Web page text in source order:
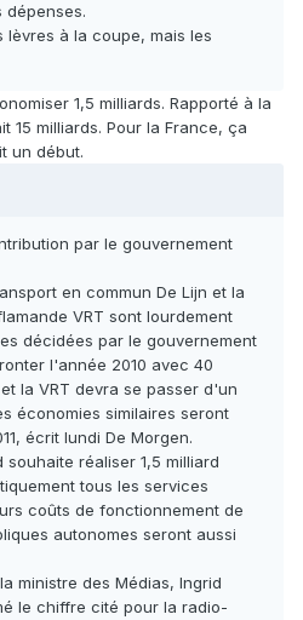
dépenses.
lèvres à la coupe, mais les
1,5 milliards. Rapporté à la
15 milliards. Pour la France, ça
un début.
par le gouvernement
en commun De Lijn et la
VRT sont lourdement
décidées par le gouvernement
l'année 2010 avec 40
la VRT devra se passer d'un
économies similaires seront
écrit lundi De Morgen.
réaliser 1,5 milliard
tous les services
coûts de fonctionnement de
autonomes seront aussi
ministre des Médias, Ingrid
le chiffre cité pour la radio-